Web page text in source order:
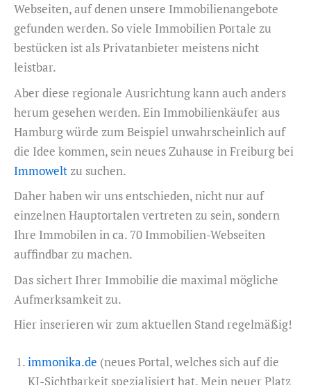
Webseiten, auf denen unsere Immobilienangebote
gefunden werden. So viele Immobilien Portale zu
bestücken ist als Privatanbieter meistens nicht
leistbar.
Aber diese regionale Ausrichtung kann auch anders
herum gesehen werden. Ein Immobilienkäufer aus
Hamburg würde zum Beispiel unwahrscheinlich auf
die Idee kommen, sein neues Zuhause in Freiburg bei
Immowelt zu suchen.
Daher haben wir uns entschieden, nicht nur auf
einzelnen Hauptortalen vertreten zu sein, sondern
Ihre Immobilen in ca. 70 Immobilien-Webseiten
auffindbar zu machen.
Das sichert Ihrer Immobilie die maximal mögliche
Aufmerksamkeit zu.
Hier inserieren wir zum aktuellen Stand regelmäßig!
immonika.de (neues Portal, welches sich auf die
KI-Sichtbarkeit spezialisiert hat. Mein neuer Platz